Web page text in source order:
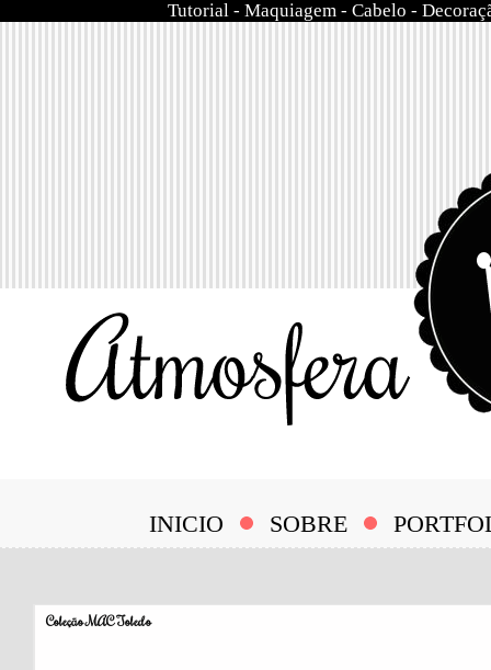
Tutorial- Maquiagem- Cabelo -
INICIO SOBRE
Coleção MAC Toledo